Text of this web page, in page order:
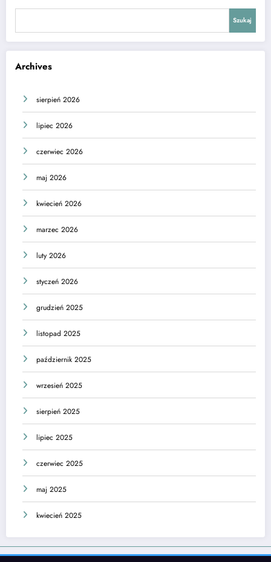
Szukaj
Archives
sierpień 2026
lipiec 2026
czerwiec 2026
maj 2026
kwiecień 2026
marzec 2026
luty 2026
styczeń 2026
grudzień 2025
listopad 2025
październik 2025
wrzesień 2025
sierpień 2025
lipiec 2025
czerwiec 2025
maj 2025
kwiecień 2025